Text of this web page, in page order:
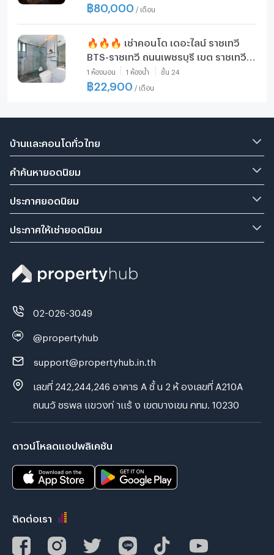
@connexproperty ตอบทันที ทีมงานมือ
฿80,000 / เดือน
🔥🔥🔥 เช่าคอนโด เดอะไลน์ ราชเทวี
BTS-ราชเทวี ถนนเพชรบุรี เขต ราชเทวี
กรุงเทพ CX-55534 ✅ ทักไลน์
@connexproperty ตอบทันที ทีมงานมือ
1 ห้องนอน 1 ห้องน้ำ ชั้น 24
฿22,900 / เดือน
บ้านและคอนโดทั่วไทย
คำค้นหายอดนิยม
ประกาศยอดนิยม
ประกาศให้เช่ายอดนิยม
02-026-3049
@propertyhub
support@propertyhub.in.th
เลขที่ 242,244,246 อาคาร A ชั้ น 2 ห้ องเลขที่ A210A
ถนนวั ชรพล แขวงท่ าแร้ ง เขตบางเขน กทม. 10230
ดาวน์โหลดแอปพลิเคชัน
ติดต่อเรา